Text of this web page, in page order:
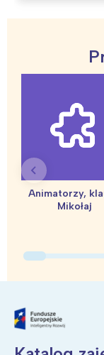
Animatorzy,
Mikołaj
Poznań
Wrocław